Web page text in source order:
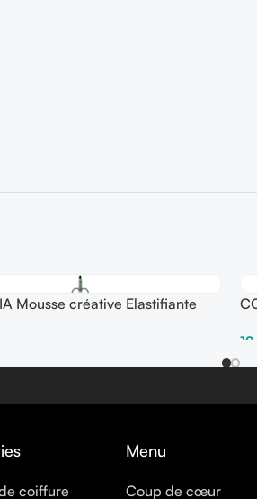
Mousse créative Elastifiante
Panier
coiffure
Menu
Coup de cœur